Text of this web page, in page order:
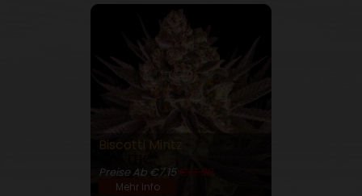
Biscotti Mintz
Preise Ab €7.15€13.98
Mehr Info